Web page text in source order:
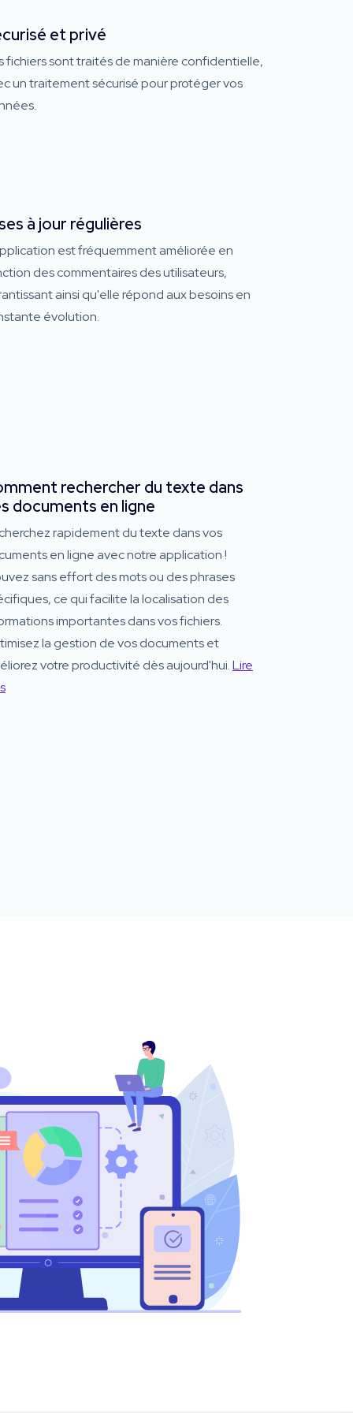
et privé
fichiers sont traités de manière confidentielle,
un traitement sécurisé pour protéger vos
à jour régulières
est fréquemment améliorée en
des commentaires des utilisateurs,
ainsi qu'elle répond aux besoins en
évolution.
rechercher du texte dans
documents en ligne
rapidement du texte dans vos
en ligne avec notre application !
sans effort des mots ou des phrases
ce qui facilite la localisation des
importantes dans vos fichiers.
la gestion de vos documents et
votre productivité dès aujourd'hui.Lire